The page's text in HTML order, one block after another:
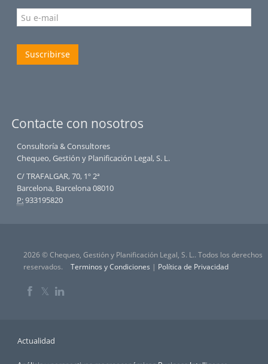
Suscribirse
Contacte con nosotros
Consultoría & Consultores
Chequeo, Gestión y Planificación Legal, S. L.
C/ TRAFALGAR, 70, 1º 2ª
Barcelona, Barcelona 08010
P:933195820
2026 © Chequeo, Gestión y Planificación Legal, S. L.. Todos los derechos
reservados.
Terminos y Condiciones | Política de Privacidad
𝕏
Actualidad